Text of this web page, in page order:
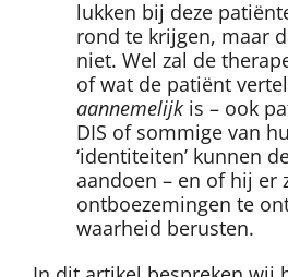
lukken bij deze
rond te krijgen, maar
niet. Wel zal de
of wat de patiënt
aannemelijk is – ook
DIS of sommige van
‘identiteiten’ kunnen
aandoen – en of hij er
ontboezemingen te
waarheid berusten.